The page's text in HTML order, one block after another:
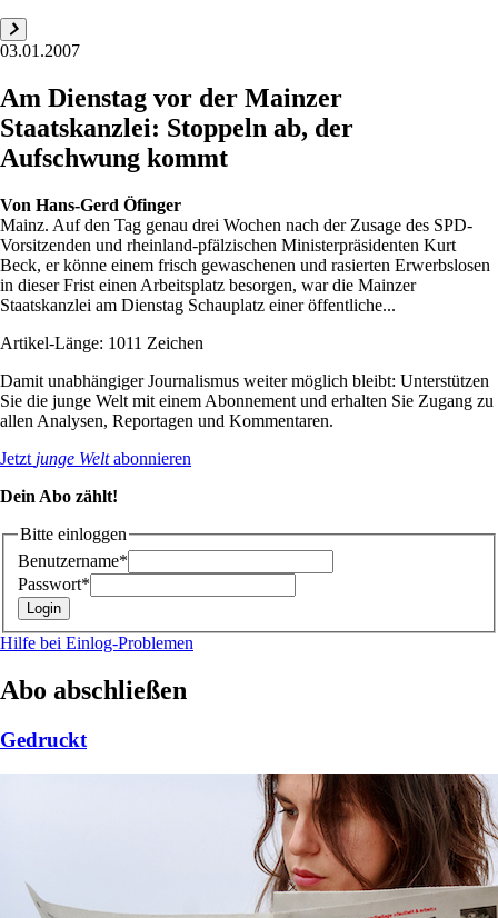
03.01.2007
Am Dienstag vor der Mainzer
Staatskanzlei: Stoppeln ab, der
Aufschwung kommt
Von Hans-Gerd Öfinger
Mainz. Auf den Tag genau drei Wochen nach der Zusage des SPD-
Vorsitzenden und rheinland-pfälzischen Ministerpräsidenten Kurt
Beck, er könne einem frisch gewaschenen und rasierten Erwerbslosen
in dieser Frist einen Arbeitsplatz besorgen, war die Mainzer
Staatskanzlei am Dienstag Schauplatz einer öffentliche...
Artikel-Länge: 1011 Zeichen
Damit unabhängiger Journalismus weiter möglich bleibt: Unterstützen
Sie die junge Welt mit einem Abonnement und erhalten Sie Zugang zu
allen Analysen, Reportagen und Kommentaren.
Jetzt junge Weltabonnieren
Dein Abo zählt!
Bitte einloggen
Benutzername*
Passwort*
Hilfe bei Einlog-Problemen
Abo abschließen
Gedruckt